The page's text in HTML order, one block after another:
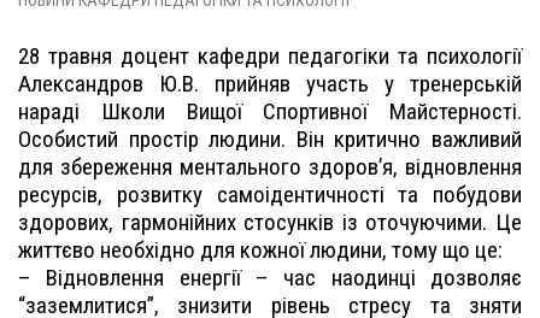
28 травня доцент кафедри педагогіки та психології
Александров Ю.В. прийняв участь у тренерській
нараді Школи Вищої Спортивної Майстерності.
Особистий простір людини. Він критично важливий
для збереження ментального здоров’я, відновлення
ресурсів, розвитку самоідентичності та побудови
здорових, гармонійних стосунків із оточуючими. Це
життєво необхідно для кожної людини, тому що це:
– Відновлення енергії – час наодинці дозволяє
“заземлитися”, знизити рівень стресу та зняти